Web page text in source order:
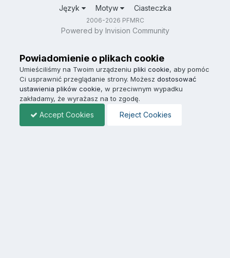
Język Motyw Ciasteczka
2006-2026 PFMRC
Powered by Invision Community
Powiadomienie o plikach cookie
Umieściliśmy na Twoim urządzeniu pliki cookie, aby pomóc
Ci usprawnić przeglądanie strony. Możesz dostosować
ustawienia plików cookie, w przeciwnym wypadku
zakładamy, że wyrażasz na to zgodę.
Accept Cookies Reject Cookies